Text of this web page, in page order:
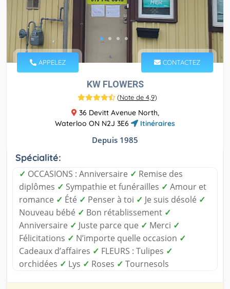
APPELEZ CONTACTEZ
KW FLOWERS
(Note de 4,9)
36 Devitt Avenue North,
Waterloo ON N2J 3E6
Itinéraires
Depuis 1985
Spécialité:
✓ OCCASIONS : Anniversaire ✓ Remise des
diplômes ✓ Sympathie et funérailles ✓ Amour et
romance ✓ Été ✓ Penser à toi ✓ Je suis désolé ✓
Nouveau bébé ✓ Bon rétablissement ✓
Anniversaire ✓ Juste parce que ✓ Merci ✓
Félicitations ✓ N’importe quelle occasion ✓
Cadeaux d’affaires ✓ FLEURS : Tulipes ✓
orchidées ✓ Lys ✓ Roses ✓ Tournesols